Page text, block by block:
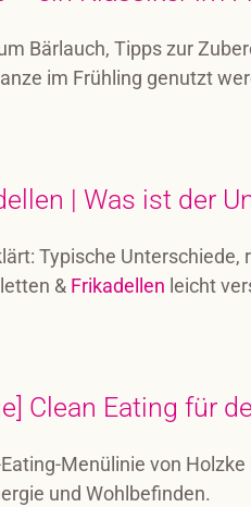
Bärlauch, Tipps zur
im Frühling genutzt
| Was ist der
Typische Unterschiede,
& Frikadellen leicht
Clean Eating für
Menülinie von
und Wohlbefinden.